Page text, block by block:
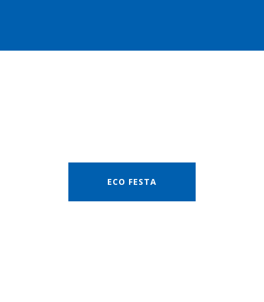
ECO FESTA